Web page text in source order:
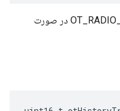
RSS پیام دریافتی یا OT_RADIO_INVALID_RSSI در صورت